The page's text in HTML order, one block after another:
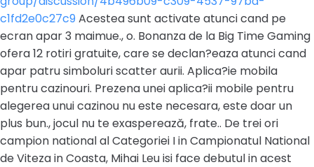
c1fd2e0c27c9Acestea sunt activate atunci cand pe
ecran apar 3 maimue., o. Bonanza de la Big Time Gaming
ofera 12 rotiri gratuite, care se declan?eaza atunci cand
apar patru simboluri scatter aurii. Aplica?ie mobila
pentru cazinouri. Prezena unei aplica?ii mobile pentru
alegerea unui cazinou nu este necesara, este doar un
plus bun., jocul nu te exasperează, frate.. De trei ori
campion national al Categoriei I in Campionatul National
de Viteza in Coasta, Mihai Leu isi face debutul in acest